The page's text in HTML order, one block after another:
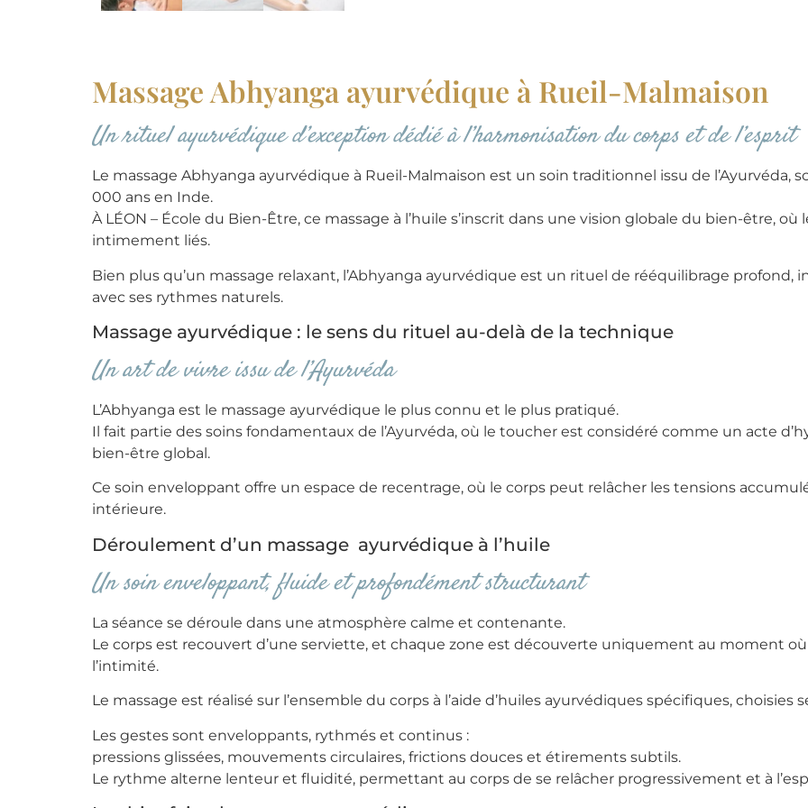
Massage Abhyanga ayurvédique à Rueil-Malmaison
Un rituel ayurvédique d’exception dédié à l’harmonisation du corps et de l’esprit
Le massage Abhyanga ayurvédique à Rueil-Malmaison est un soin traditionnel issu de l’Ayurvéda,
000 ans en Inde.
À LÉON – École du Bien-Être, ce massage à l’huile s’inscrit dans une vision globale du bien-être,
intimement liés.
Bien plus qu’un massage relaxant, l’Abhyanga ayurvédique est un rituel de rééquilibrage profond,
avec ses rythmes naturels.
Massage ayurvédique : le sens du rituel au-delà de la technique
Un art de vivre issu de l’Ayurvéda
L’Abhyanga est le massage ayurvédique le plus connu et le plus pratiqué.
Il fait partie des soins fondamentaux de l’Ayurvéda, où le toucher est considéré comme un acte
bien-être global.
Ce soin enveloppant offre un espace de recentrage, où le corps peut relâcher les tensions
intérieure.
Déroulement d’un massage ayurvédique à l’huile
Un soin enveloppant, fluide et profondément structurant
La séance se déroule dans une atmosphère calme et contenante.
Le corps est recouvert d’une serviette, et chaque zone est découverte uniquement au moment
l’intimité.
Le massage est réalisé sur l’ensemble du corps à l’aide d’huiles ayurvédiques spécifiques, choisies
Les gestes sont enveloppants, rythmés et continus :
pressions glissées, mouvements circulaires, frictions douces et étirements subtils.
Le rythme alterne lenteur et fluidité, permettant au corps de se relâcher progressivement et à